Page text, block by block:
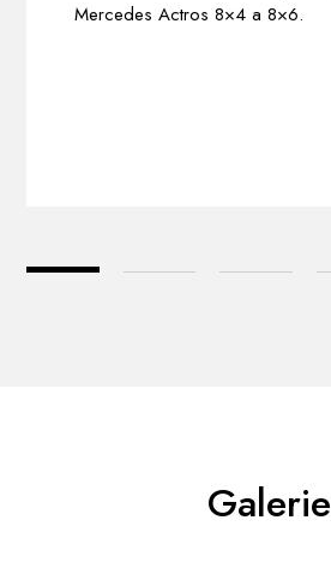
Mercedes Actros 8×4 a 8×6.
Galerie